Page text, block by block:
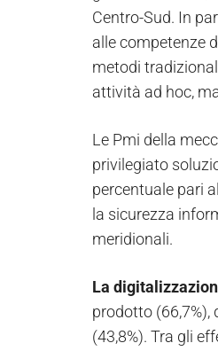
Centro-Sud. In
alle competenze
metodi
attività ad hoc,
Le Pmi della
privilegiato
percentuale pari
la sicurezza
meridionali.
La
prodotto (66,7%),
(43,8%). Tra gli